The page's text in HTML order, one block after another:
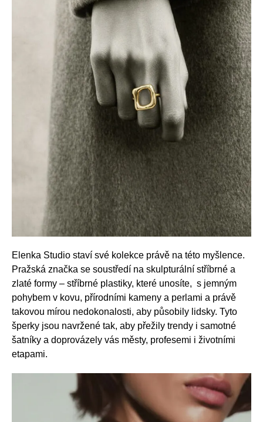
Elenka Studio staví své kolekce právě na této myšlence.
Pražská značka se soustředí na skulpturální stříbrné a
zlaté formy – stříbrné plastiky, které unosíte, s jemným
pohybem v kovu, přírodními kameny a perlami a právě
takovou mírou nedokonalosti, aby působily lidsky. Tyto
šperky jsou navržené tak, aby přežily trendy i samotné
šatníky a doprovázely vás městy, profesemi i životními
etapami.